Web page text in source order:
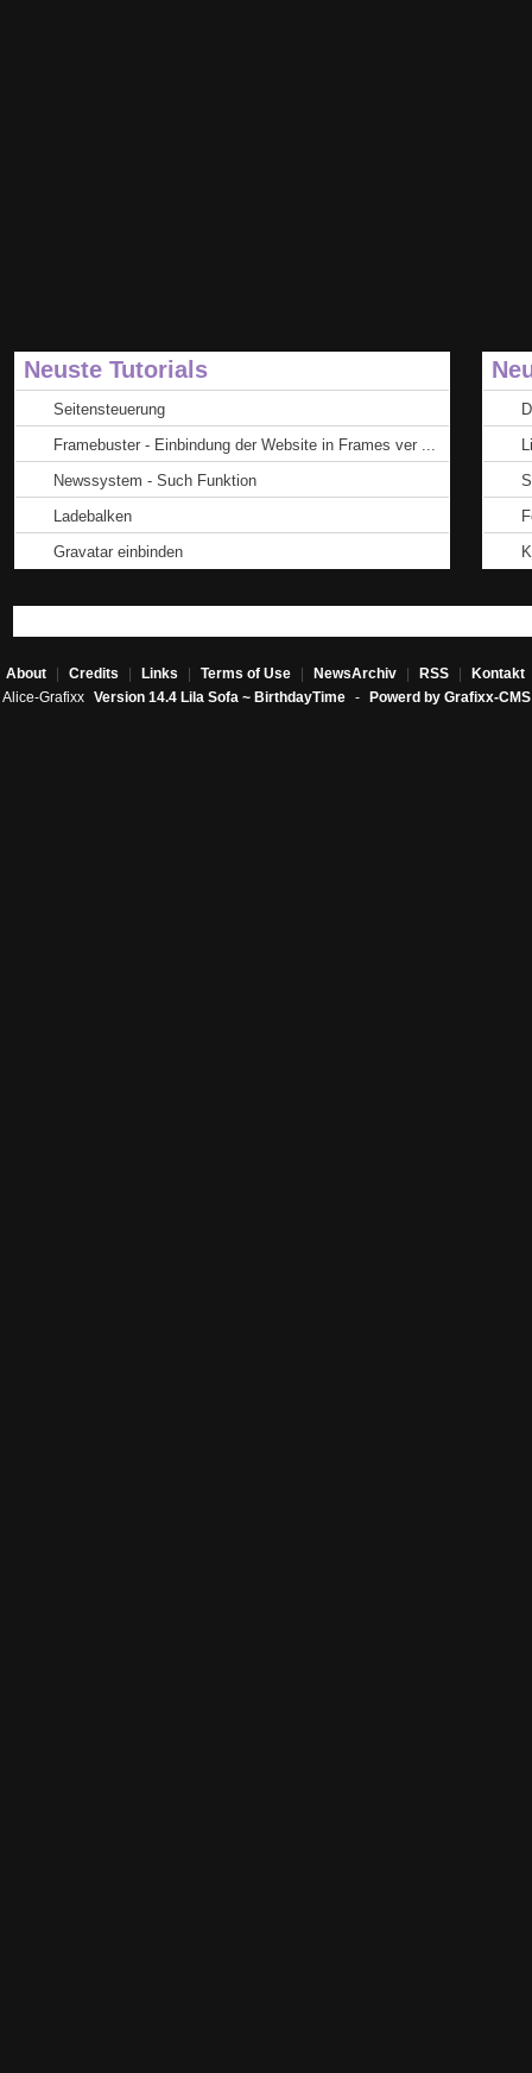
Neuste Tutorials
Seitensteuerung
Framebuster - Einbindung der Website in Frames ver ...
Newssystem - Such Funktion
Ladebalken
Gravatar einbinden
About Credits Links Terms of Use NewsArchiv RSS Kontakt
Alice-Grafixx Version 14.4 Lila Sofa ~ BirthdayTime - Powerd by Grafixx-CMS